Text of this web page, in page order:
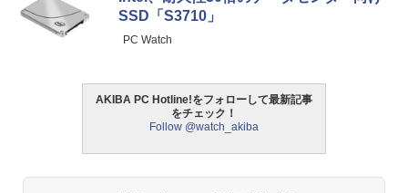
SSD「S3710」
PC Watch
AKIBA PC Hotline!をフォローして最新記事
をチェック！
Follow @watch_akiba